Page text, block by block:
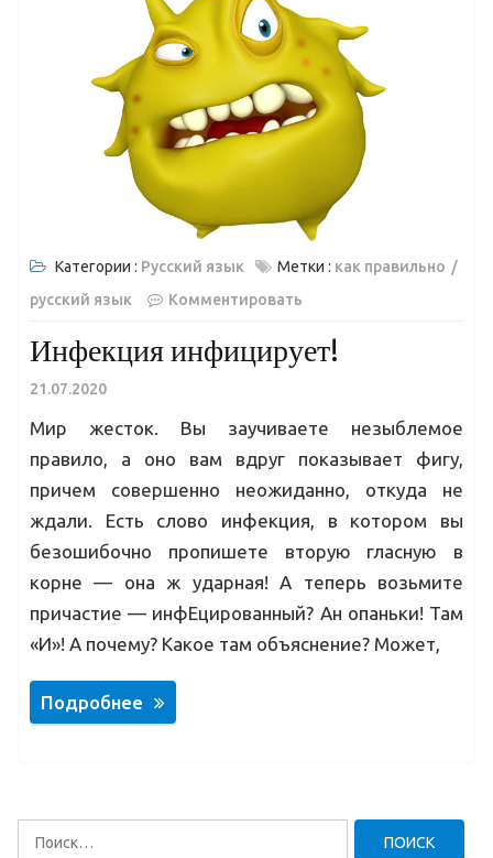
Категории : Русский язык Метки : как правильно
русский язык
Комментировать
Инфекция инфицирует!
21.07.2020
Мир жесток. Вы заучиваете незыблемое
правило, а оно вам вдруг показывает фигу,
причем совершенно неожиданно, откуда не
ждали. Есть слово инфекция, в котором вы
безошибочно пропишете вторую гласную в
корне — она ж ударная! А теперь возьмите
причастие — инфЕцированный? Ан опаньки! Там
«И»! А почему? Какое там объяснение? Может,
Подробнее